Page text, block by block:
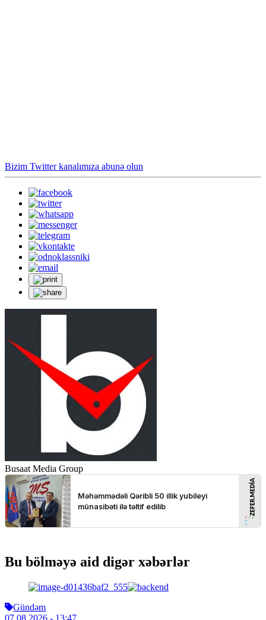
Bizim Twitter kanalımıza abunə olun
Busaat Media Group
Bu bölməyə aid digər xəbərlər
Gündəm
07.08.2026 - 13:47